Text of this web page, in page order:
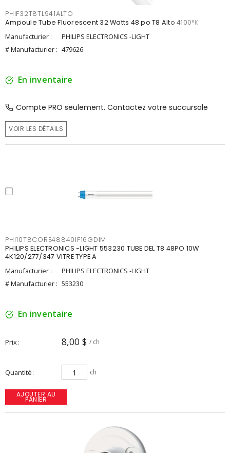
PHIF32T8TL941ALTO
Ampoule Tube Fluorescent 32 Watts 48 po T8 Alto 4100°K
Manufacturier :
PHILIPS ELECTRONICS -LIGHT
# Manufacturier : 479626
En inventaire
Compte PRO seulement. Contactez votre succursale
VOIR LES DÉTAILS
PHI10T8CORE48840IF16GDIM
PHILIPS ELECTRONICS -LIGHT 553230 TUBE DEL T8 48PO 10W
4K120/277/347 VITRE TYPE A
Manufacturier :
PHILIPS ELECTRONICS -LIGHT
# Manufacturier : 553230
En inventaire
Prix 8,00 $ / ch
Quantité ch
AJOUTER AU
PANIER